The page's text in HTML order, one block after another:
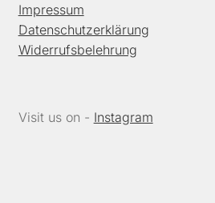
Impressum
Datenschutzerklärung
Widerrufsbelehrung
Visit us on - Instagram